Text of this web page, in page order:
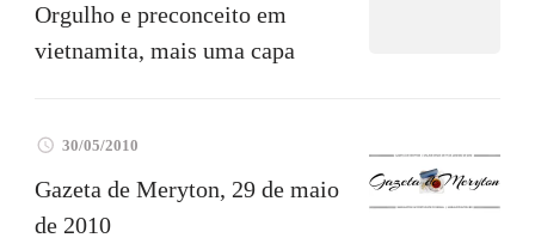
Orgulho e preconceito em
vietnamita, mais uma capa
30/05/2010
Gazeta de Meryton, 29 de maio
de 2010